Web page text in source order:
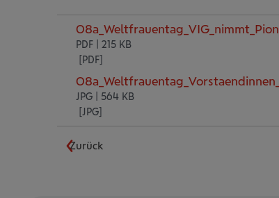
PDF | 215 KB
JPG | 564 KB
Zurück